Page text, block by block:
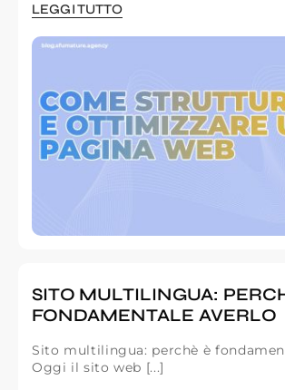
LEGGI TUTTO
SITO MULTILINGUA:
FONDAMENTALE AVERLO
Sito multilingua: perchè è
Oggi il sito web [...]